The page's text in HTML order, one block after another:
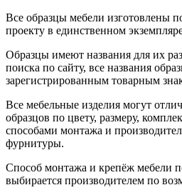
Все образцы мебели изготовлены
проекту в единственном
Образцы имеют названия для их
поиска по сайту, все названия
зарегистрированным товарным
Все мебельные изделия могут
образцов по цвету, размеру,
способами монтажа и
фурнитуры.
Способ монтажа и крепёж мебели
выбирается производителем по